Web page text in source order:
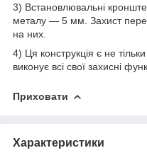
3) Встановлювальні
металу — 5 мм. Захист
на них.
4) Ця конструкція є не
виконує всі свої захисні
Приховати
Характеристики